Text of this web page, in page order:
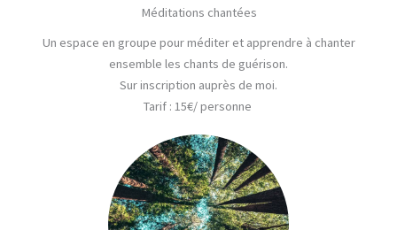
Méditations chantées
Un espace en groupe pour méditer et apprendre à chanter
ensemble les chants de guérison.
Sur inscription auprès de moi.
Tarif: 15€/ personne